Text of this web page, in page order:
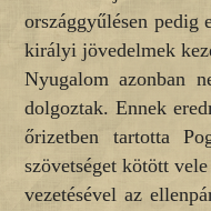
országgyűlésen
királyi jövedelmek
Nyugalom azonban
dolgoztak. Ennek
őrizetben tartotta
szövetséget kötött
vezetésével az